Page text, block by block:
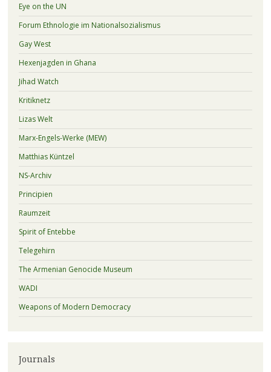
Eye on the UN
Forum Ethnologie im Nationalsozialismus
Gay West
Hexenjagden in Ghana
Jihad Watch
Kritiknetz
Lizas Welt
Marx-Engels-Werke (MEW)
Matthias Küntzel
NS-Archiv
Principien
Raumzeit
Spirit of Entebbe
Telegehirn
The Armenian Genocide Museum
WADI
Weapons of Modern Democracy
Journals